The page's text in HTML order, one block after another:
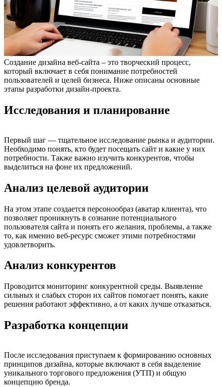
Создание дизайна веб-сайта – это творческий процесс,
который включает в себя понимание потребностей
пользователей и целей бизнеса. Ниже описаны основные
этапы разработки дизайн-проекта.
Исследования и планирование
Первый шаг — тщательное исследование рынка и аудитории.
Необходимо понять, кто будет посещать сайт и какие у них
потребности. Также важно изучить конкурентов, чтобы
выделиться на фоне их предложений.
Анализ целевой аудитории
На этом этапе создается персонообраз (аватар клиента), что
позволяет проникнуть в сознание потенциального
пользователя сайта и понять его желания, проблемы, а также
то, как именно веб-ресурс сможет этими потребностями
удовлетворить.
Анализ конкурентов
Проводится мониторинг конкурентной среды. Выявление
сильных и слабых сторон их сайтов помогает понять, какие
решения работают эффективно, а от каких лучше отказаться.
Разработка концепции
После исследования приступаем к формированию основных
принципов дизайна, которые включают в себя выделение
уникального торгового предложения (УТП) и общую
концепцию бренда.